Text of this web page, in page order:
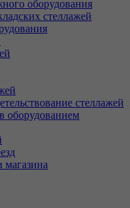
оборудования
стеллажей
стеллажей
оборудованием
магазина